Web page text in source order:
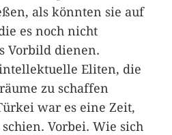
als könnten sie auf
es noch nicht
Vorbild dienen.
Eliten, die
zu schaffen
war es eine Zeit,
Vorbei. Wie sich